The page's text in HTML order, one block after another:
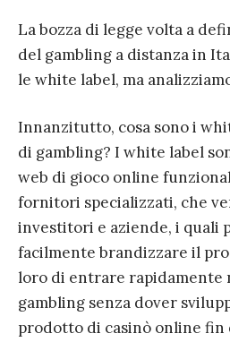
La bozza di legge volta a
del gambling a distanza in
le white label, ma
Innanzitutto, cosa sono i
di gambling? I white label
web di gioco online
fornitori specializzati, che
investitori e aziende, i quali
facilmente brandizzare il
loro di entrare rapidamente
gambling senza dover
prodotto di casinò online fin